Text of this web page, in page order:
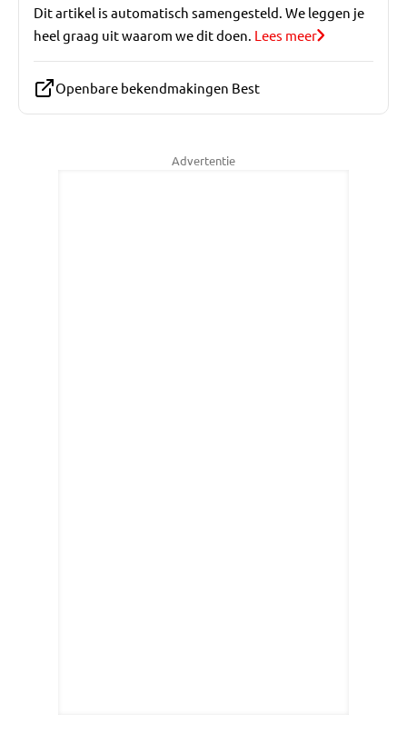
Dit artikel is automatisch samengesteld. We leggen je
heel graag uit waarom we dit doen. Lees meer
Openbare bekendmakingen Best
Advertentie